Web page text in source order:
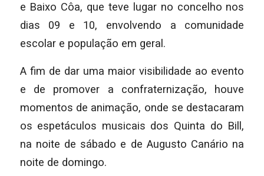
e Baixo Côa, que teve lugar no concelho nos
dias 09 e 10, envolvendo a comunidade
escolar e população em geral.
A fim de dar uma maior visibilidade ao evento
e de promover a confraternização, houve
momentos de animação, onde se destacaram
os espetáculos musicais dos Quinta do Bill,
na noite de sábado e de Augusto Canário na
noite de domingo.